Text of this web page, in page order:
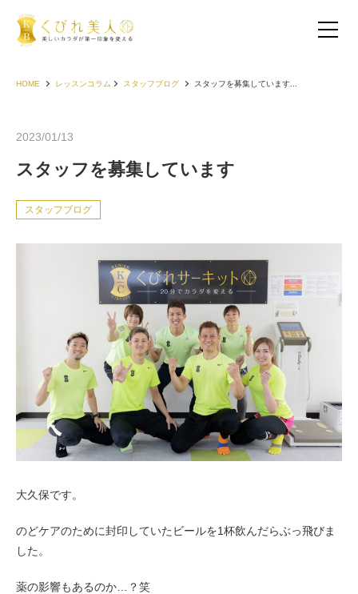
お客様の声（30代以下）
お客様の声（40代）
お客様の声（50代以上）
お客様の声（男性）
HOME レッスンコラム スタッフブログ スタッフを募集しています...
2023/01/13
スタッフを募集しています
スタッフブログ
大久保です。
のどケアのために封印していたビールを1杯飲んだらぶっ飛びま
した。
薬の影響もあるのか…？笑